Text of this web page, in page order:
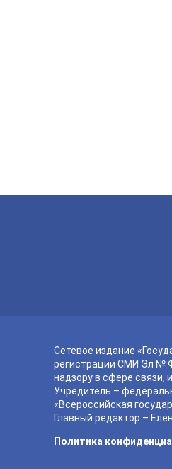
Сетевое издание
регистрации СМИ Эл №
надзору в сфере связи,
Учредитель –
«Всероссийская
Главный редактор –
Политика